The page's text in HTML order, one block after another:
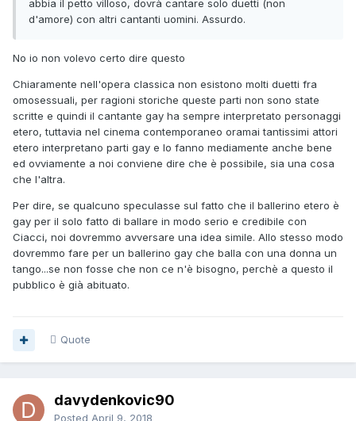
abbia il petto villoso, dovrà cantare solo duetti (non
d'amore) con altri cantanti uomini. Assurdo.
No io non volevo certo dire questo
Chiaramente nell'opera classica non esistono molti duetti fra
omosessuali, per ragioni storiche queste parti non sono state
scritte e quindi il cantante gay ha sempre interpretato personaggi
etero, tuttavia nel cinema contemporaneo oramai tantissimi attori
etero interpretano parti gay e lo fanno mediamente anche bene
ed ovviamente a noi conviene dire che è possibile, sia una cosa
che l'altra.
Per dire, se qualcuno speculasse sul fatto che il ballerino etero è
gay per il solo fatto di ballare in modo serio e credibile con
Ciacci, noi dovremmo avversare una idea simile. Allo stesso modo
dovremmo fare per un ballerino gay che balla con una donna un
tango...se non fosse che non ce n'è bisogno, perchè a questo il
pubblico è già abituato.
Quote
davydenkovic90
Posted April 9, 2018